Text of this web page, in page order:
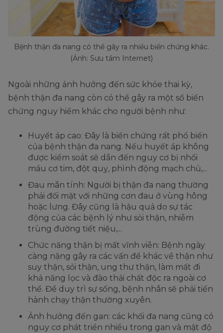
Bệnh thận đa nang có thể gây ra nhiều biến chứng khác.
(Ảnh: Sưu tầm Internet)
Ngoài những ảnh hưởng đến sức khỏe thai kỳ,
bệnh thận đa nang còn có thể gây ra một số biến
chứng nguy hiểm khác cho người bệnh như:
Huyết áp cao: Đây là biến chứng rất phổ biến
của bệnh thận đa nang. Nếu huyết áp không
được kiểm soát sẽ dẫn đến nguy cơ bị nhồi
máu cơ tim, đột quỵ, phình động mạch chủ,...
Đau mãn tính: Người bị thận đa nang thường
phải đối mặt với những cơn đau ở vùng hông
hoặc lưng. Đây cũng là hậu quả do sự tác
động của các bệnh lý như sỏi thận, nhiễm
trùng đường tiết niệu,...
Chức năng thận bị mất vĩnh viễn: Bệnh ngày
càng nặng gây ra các vấn đề khác về thận như
suy thận, sỏi thận, ung thư thận, làm mất đi
khả năng lọc và đào thải chất độc ra ngoài cơ
thể. Để duy trì sự sống, bệnh nhân sẽ phải tiến
hành chạy thận thường xuyên.
Ảnh hưởng đến gan: các khối đa nang cũng có
nguy cơ phát triển nhiều trong gan và mật độ